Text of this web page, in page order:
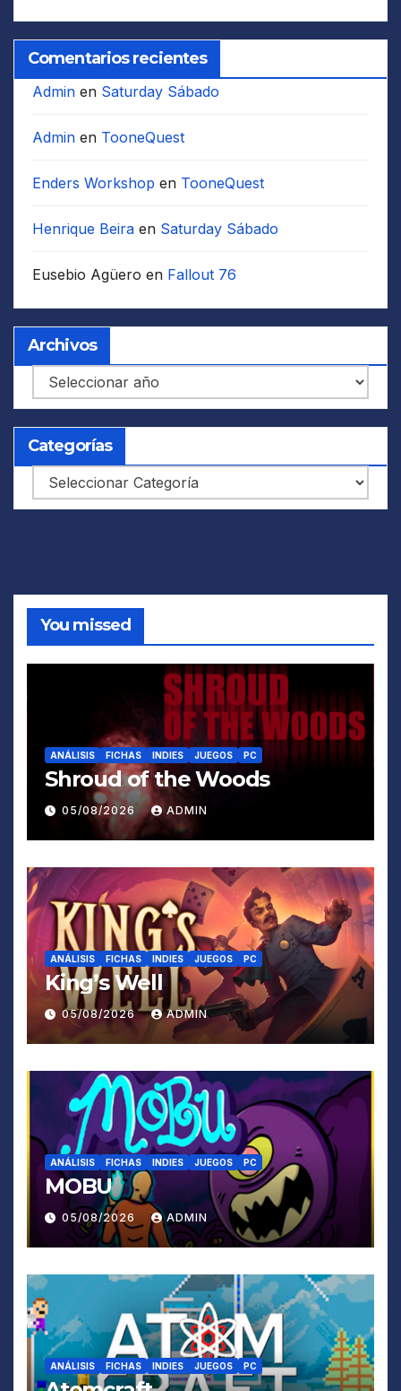
Comentarios recientes
Admin en Saturday Sábado
Admin en TooneQuest
Enders Workshop en TooneQuest
Henrique Beira en Saturday Sábado
Eusebio Agüero en Fallout 76
Archivos
Archivos
Categorías
Categorías
You missed
ANÁLISIS FICHAS INDIES JUEGOS PC
Shroud of the Woods
05/08/2026 ADMIN
ANÁLISIS FICHAS INDIES JUEGOS PC
King’s Well
05/08/2026 ADMIN
ANÁLISIS FICHAS INDIES JUEGOS PC
MOBU
05/08/2026 ADMIN
ANÁLISIS FICHAS INDIES JUEGOS PC